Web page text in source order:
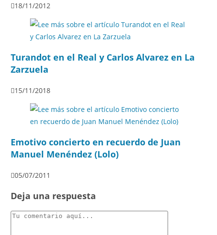
18/11/2012
Turandot en el Real y Carlos Alvarez en La
Zarzuela
15/11/2018
Emotivo concierto en recuerdo de Juan
Manuel Menéndez (Lolo)
05/07/2011
Deja una respuesta